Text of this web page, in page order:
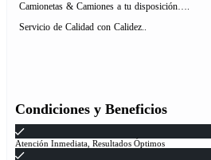
Camionetas & Camiones a tu disposición….
Servicio de Calidad con Calidez..
Condiciones y Beneficios
Atención Inmediata, Resultados Óptimos